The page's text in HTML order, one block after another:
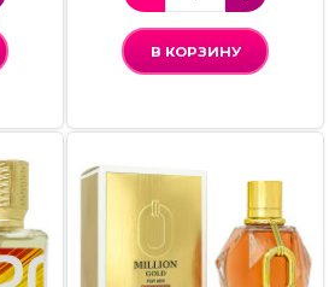
В КОРЗИНУ